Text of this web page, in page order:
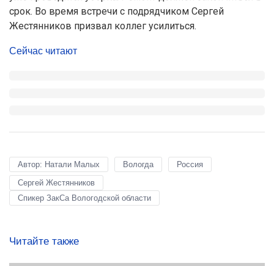
срок. Во время встречи с подрядчиком Сергей
Жестянников призвал коллег усилиться.
Сейчас читают
Автор: Натали Малых Вологда
Россия
Сергей Жестянников
Спикер ЗакСа Вологодской области
Читайте также